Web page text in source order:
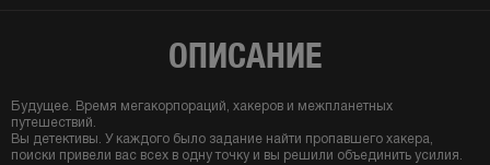
ОПИСАНИЕ
Будущее. Время мегакорпораций, хакеров и межпланетных
путешествий.
Вы детективы. У каждого было задание найти пропавшего хакера,
поиски привели вас всех в одну точку и вы решили объединить усилия.